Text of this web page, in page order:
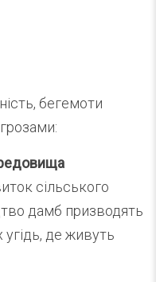
бегемоти
сільського
дамб призводять
де живуть